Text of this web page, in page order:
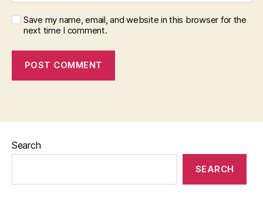
Save my name, email, and website in this browser for the
next time I comment.
Search
SEARCH